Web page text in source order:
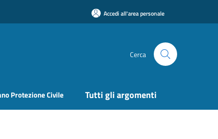
Accedi all'area personale
Cerca
Protezione Civile Tutti gli argomenti